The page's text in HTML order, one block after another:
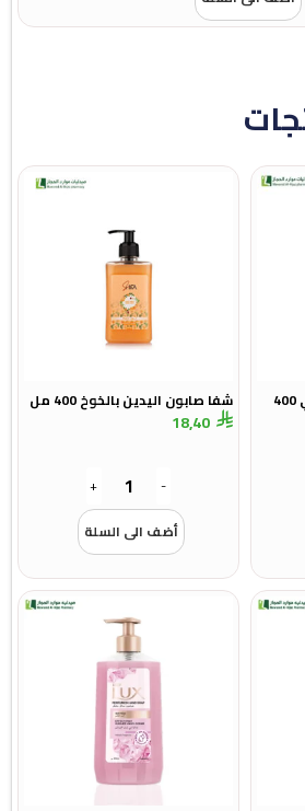
ديتول غسول اليدين الاصلي 400 شفا صابون اليدين بالخوخ 400 مل
18,40
-
+
أضف الى السلة